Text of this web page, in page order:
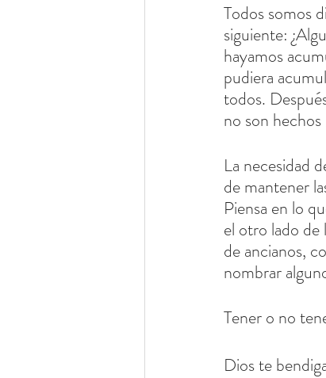
Todos somos
siguiente:
hayamos
pudiera
todos.
no son
La necesidad
de mantener
Piensa en lo
el otro lado de
de ancianos,
nombrar
Tener o no
Dios te